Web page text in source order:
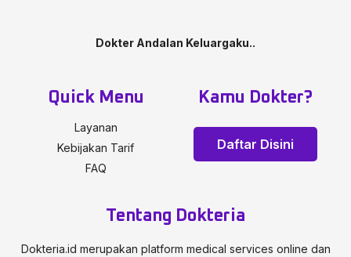
Dokter Andalan Keluargaku..
Quick Menu
Layanan
Kebijakan Tarif
FAQ
Kamu Dokter?
Daftar Disini
Tentang Dokteria
Dokteria.id merupakan platform medical services online dan